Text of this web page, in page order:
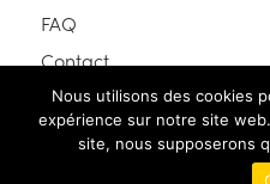
FAQ
Contact
FR IT
Nous utilisons des cookies
expérience sur notre site
site, nous supposerons